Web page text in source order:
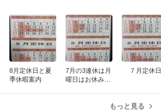
8月定休日と夏
季休暇案内
7月の3連休は月
曜日はお休みに
７月定休日
もっと見る